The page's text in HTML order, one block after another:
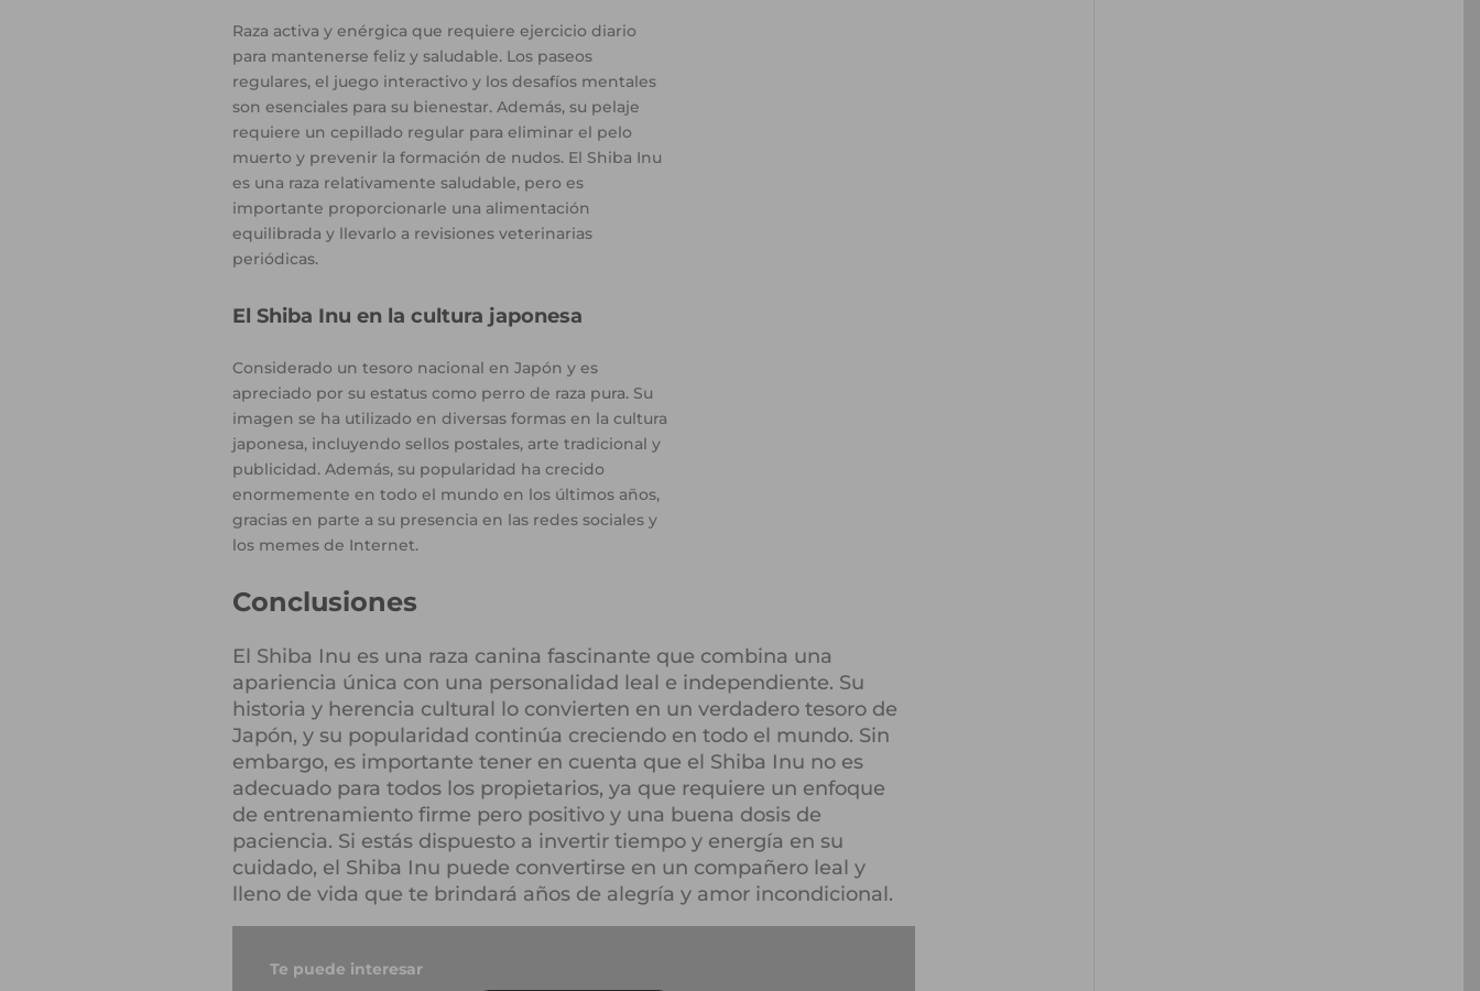
Raza activa y enérgica que requiere ejercicio diario
para mantenerse feliz y saludable. Los paseos
regulares, el juego interactivo y los desafíos mentales
son esenciales para su bienestar. Además, su pelaje
requiere un cepillado regular para eliminar el pelo
muerto y prevenir la formación de nudos. El Shiba Inu
es una raza relativamente saludable, pero es
importante proporcionarle una alimentación
equilibrada y llevarlo a revisiones veterinarias
periódicas.
El Shiba Inu en la cultura japonesa
Considerado un tesoro nacional en Japón y es
apreciado por su estatus como perro de raza pura. Su
imagen se ha utilizado en diversas formas en la cultura
japonesa, incluyendo sellos postales, arte tradicional y
publicidad. Además, su popularidad ha crecido
enormemente en todo el mundo en los últimos años,
gracias en parte a su presencia en las redes sociales y
los memes de Internet.
Conclusiones
El Shiba Inu es una raza canina fascinante que combina una
apariencia única con una personalidad leal e independiente. Su
historia y herencia cultural lo convierten en un verdadero tesoro de
Japón, y su popularidad continúa creciendo en todo el mundo. Sin
embargo, es importante tener en cuenta que el Shiba Inu no es
adecuado para todos los propietarios, ya que requiere un enfoque
de entrenamiento firme pero positivo y una buena dosis de
paciencia. Si estás dispuesto a invertir tiempo y energía en su
cuidado, el Shiba Inu puede convertirse en un compañero leal y
lleno de vida que te brindará años de alegría y amor incondicional.
Te puede interesar